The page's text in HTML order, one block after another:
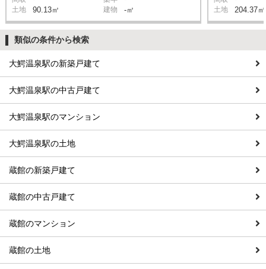
土地 90.13㎡ 建物 -㎡ 土地 204.37㎡
類似の条件から検索
大鰐温泉駅の新築戸建て
大鰐温泉駅の中古戸建て
大鰐温泉駅のマンション
大鰐温泉駅の土地
蔵館の新築戸建て
蔵館の中古戸建て
蔵館のマンション
蔵館の土地